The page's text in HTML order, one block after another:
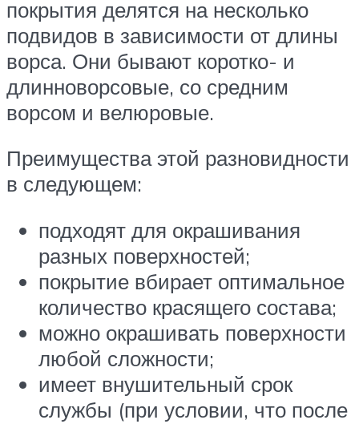
покрытия делятся на несколько
подвидов в зависимости от длины
ворса. Они бывают коротко- и
длинноворсовые, со средним
ворсом и велюровые.
Преимущества этой разновидности
в следующем:
подходят для окрашивания
разных поверхностей;
покрытие вбирает оптимальное
количество красящего состава;
можно окрашивать поверхности
любой сложности;
имеет внушительный срок
службы (при условии, что после